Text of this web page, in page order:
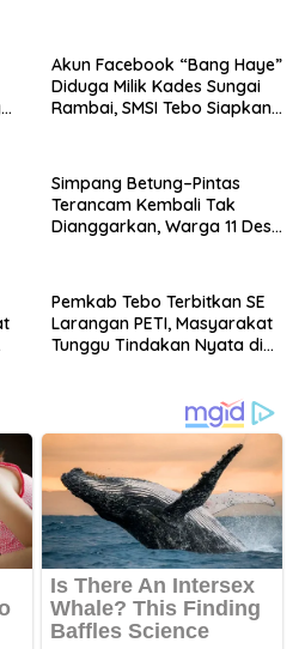
Akun Facebook “Bang Haye”
Diduga Milik Kades Sungai
Rambai, SMSI Tebo Siapkan
Simpang Betung–Pintas
Terancam Kembali Tak
Dianggarkan, Warga 11 Desa
Pemkab Tebo Terbitkan SE
Larangan PETI, Masyarakat
Tunggu Tindakan Nyata di